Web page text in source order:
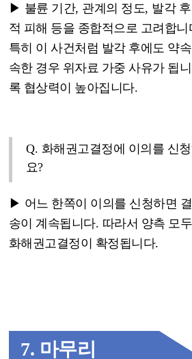
▶ 불륜 기간, 관계의 정도, 발각
적 피해 등을 종합적으로 고려합니
특히 이 사건처럼 발각 후에도 약
속한 경우 위자료 가중 사유가 됩
록 협상력이 높아집니다.
Q. 화해권고결정에 이의를 신
요?
▶ 어느 한쪽이 이의를 신청하면
송이 계속됩니다. 따라서 양측 모
화해권고결정이 확정됩니다.
7. 마무리